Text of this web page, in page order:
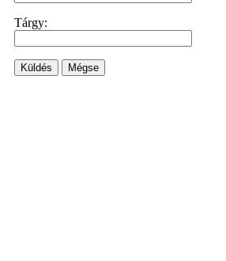
Tárgy:
Küldés Mégse